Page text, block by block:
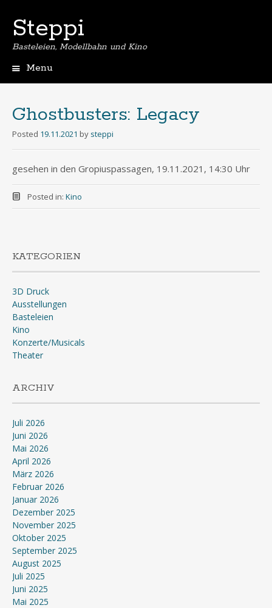
Steppi
Basteleien, Modellbahn und Kino
Menu
Ghostbusters: Legacy
Posted 19.11.2021 by steppi
gesehen in den Gropiuspassagen, 19.11.2021, 14:30 Uhr
Posted in: Kino
KATEGORIEN
3D Druck
Ausstellungen
Basteleien
Kino
Konzerte/Musicals
Theater
ARCHIV
Juli 2026
Juni 2026
Mai 2026
April 2026
März 2026
Februar 2026
Januar 2026
Dezember 2025
November 2025
Oktober 2025
September 2025
August 2025
Juli 2025
Juni 2025
Mai 2025